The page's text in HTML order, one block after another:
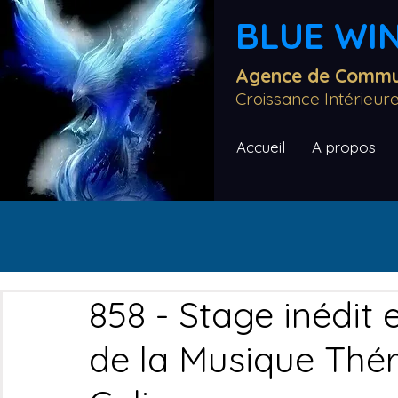
BLUE
Agence de
Croissance
Accueil A propos
858 - Stage inédit
de la Musique